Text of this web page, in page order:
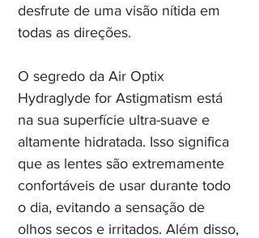
desfrute de uma visão nítida em
todas as direções.
O segredo da Air Optix
Hydraglyde for Astigmatism está
na sua superfície ultra-suave e
altamente hidratada. Isso significa
que as lentes são extremamente
confortáveis de usar durante todo
o dia, evitando a sensação de
olhos secos e irritados. Além disso,